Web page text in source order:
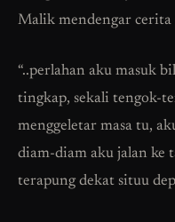
Malik mendengar cerita
“..perlahan aku masuk
tingkap, sekali tengok-
menggeletar masa tu,
diam-diam aku jalan ke
terapung dekat situu